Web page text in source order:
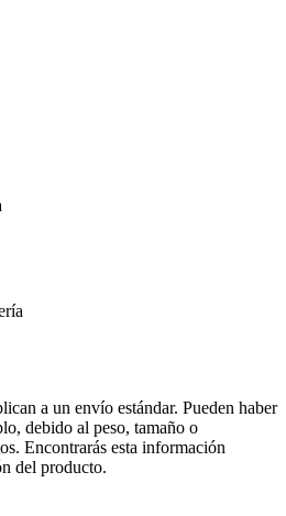
a un envío estándar. Pueden haber
debido al peso, tamaño o
Encontrarás esta información
del producto.